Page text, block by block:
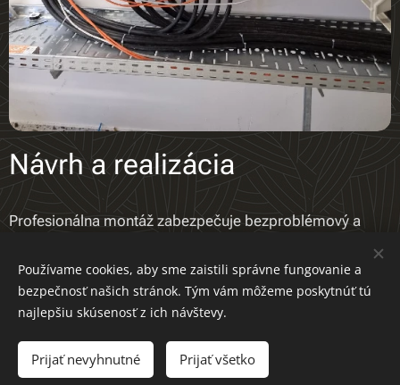
Návrh a realizácia
Profesionálna montáž zabezpečuje bezproblémový a
Obrázky poskytolPexels
Cookies
Používame cookies, aby sme zaistili správne fungovanie a
bezpečnosť našich stránok. Tým vám môžeme poskytnúť tú
najlepšiu skúsenosť z ich návštevy.
Prijať nevyhnutné Prijať všetko